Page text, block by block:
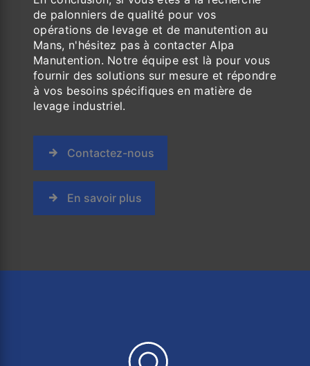
de palonniers de qualité pour vos
opérations de levage et de manutention au
Mans, n'hésitez pas à contacter Alpa
Manutention. Notre équipe est là pour vous
fournir des solutions sur mesure et répondre
à vos besoins spécifiques en matière de
levage industriel.
En savoir plus
Contactez-nous